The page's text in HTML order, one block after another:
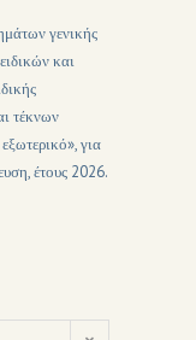
γενικής
και
τέκνων
για
έτους 2026.